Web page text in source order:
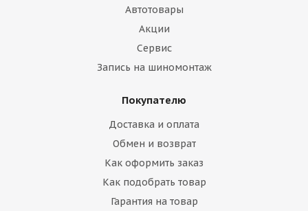
Автотовары
Акции
Сервис
Запись на шиномонтаж
Покупателю
Доставка и оплата
Обмен и возврат
Как оформить заказ
Как подобрать товар
Гарантия на товар